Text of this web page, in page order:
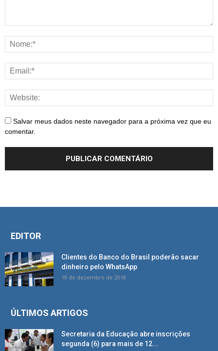
Salvar meus dados neste navegador para a próxima vez que eu
comentar.
EDITOR
Clientes do Banco do Brasil poderão sacar
dinheiro pelo WhatsApp
19 de dezembro de 2018
ÚLTIMOS ARTIGOS
Secretaria da Educação abre inscrições
segunda (6) para mais de 12...